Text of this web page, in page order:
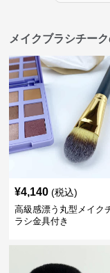
メイクブラシチー
¥4,140 (税込)
高級感漂う丸型メイク
ラシ金具付き